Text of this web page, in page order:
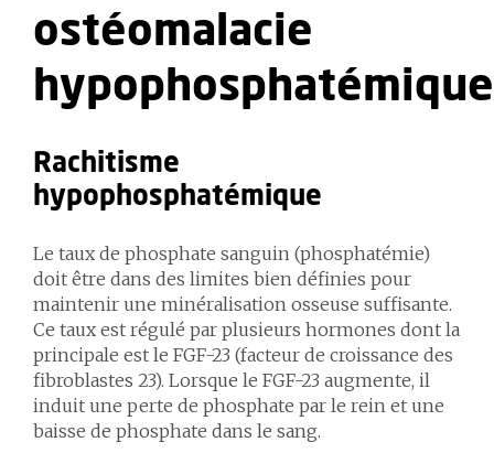
ostéomalacie
Rachitisme
hypophosphatémique
Le taux de phosphate sanguin (phosphatémie)
doit être dans des limites bien définies pour
maintenir une minéralisation osseuse suffisante.
Ce taux est régulé par plusieurs hormones dont la
principale est le FGF-23 (facteur de croissance des
fibroblastes 23). Lorsque le FGF-23 augmente, il
induit une perte de phosphate par le rein et une
baisse de phosphate dans le sang.